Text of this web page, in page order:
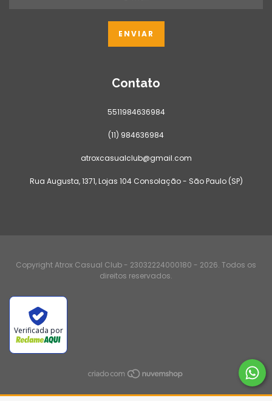
Contato
5511984636984
(11) 984636984
atroxcasualclub@gmail.com
Rua Augusta, 1371, Lojas 104 Consolação - São Paulo (SP)
Copyright Atrox Casual Club - 23032224000180 - 2026. Todos os
direitos reservados.
Verificada por